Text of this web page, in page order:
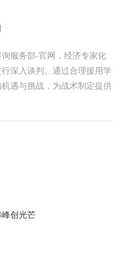
服务部-官网，经济专家化
深入谈判。通过合理援用学
遇与挑战，为战术制定提供
创光芒